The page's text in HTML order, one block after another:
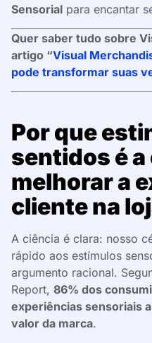
Sensorial para encantar
Quer saber tudo sobre
artigo “Visual
pode transformar suas
Por que
sentidos é a
melhorar a
cliente na
A ciência é clara: nosso
rápido aos estímulos
argumento racional.
Report, 86% dos
experiências sensoriais
valor da marca.